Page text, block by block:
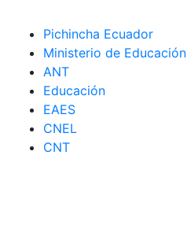
Pichincha Ecuador
Ministerio de Educación
ANT
Educación
EAES
CNEL
CNT